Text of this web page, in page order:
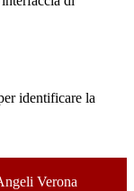
identificare la
Verona